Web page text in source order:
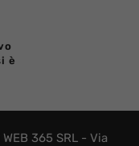
è
365 SRL - Via